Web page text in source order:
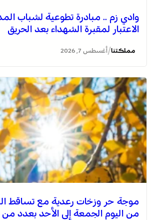
وادي زم .. مبادرة تطوعية لشباب
الاعتبار لمقبرة الشهداء بعد الحريق
مملكتنا/ أغسطس 7, 2026
موجة حر وزخات رعدية مع تساقط
من اليوم الجمعة إلى الأحد بعدد
العثور على جثة مقطعة الأطراف داخل
بوزملان والتحقيقات متواصلة لكشف